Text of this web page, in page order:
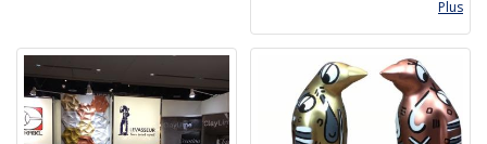
Plus